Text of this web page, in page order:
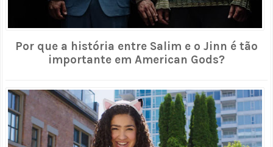
Por que a história entre Salim e o Jinn é tão
importante em American Gods?